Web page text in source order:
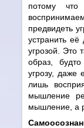
потому
предвидеть
устранить её
угрозой. Это
образ,
угрозу, даже
лишь
мышление
мышление, а